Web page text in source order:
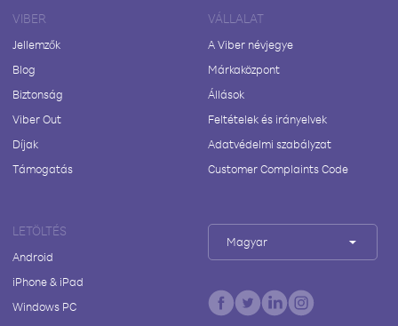
VIBER
Jellemzők
Blog
Biztonság
Viber Out
Díjak
Támogatás
VÁLLALAT
A Viber névjegye
Márkaközpont
Állások
Feltételek és irányelvek
Adatvédelmi szabályzat
Customer Complaints Code
LETÖLTÉS
Android
iPhone & iPad
Windows PC
Magyar